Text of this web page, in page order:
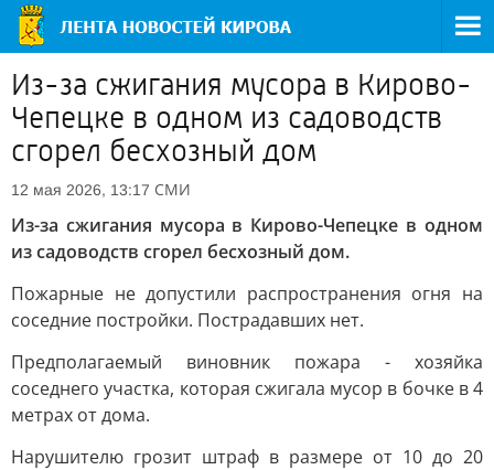
Из-за сжигания мусора в Кирово-
Чепецке в одном из садоводств
сгорел бесхозный дом
12 мая 2026, 13:17 СМИ
Из-за сжигания мусора в Кирово-Чепецке в одном
из садоводств сгорел бесхозный дом.
Пожарные не допустили распространения огня на
соседние постройки. Пострадавших нет.
Предполагаемый виновник пожара - хозяйка
соседнего участка, которая сжигала мусор в бочке в 4
метрах от дома.
Нарушителю грозит штраф в размере от 10 до 20